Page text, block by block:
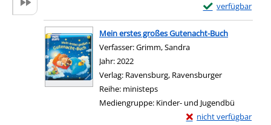
verfügbar
Exemplar-
Zum Download
Mein erstes großes Gutenacht-Buch
Verfasser:Grimm, Sandra
Jahr:2022
Verlag: Ravensburg, Ravensburger
Reihe: ministeps
Mediengruppe: Kinder- und Jugendbü
nicht verfügbar
Exemplar-Details von